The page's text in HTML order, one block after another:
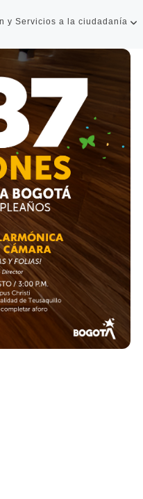
y Servicios a la ciudadanía